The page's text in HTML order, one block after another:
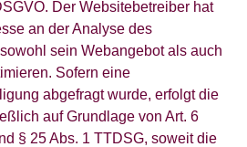
Der Websitebetreiber hat
an der Analyse des
sein Webangebot als auch
Sofern eine
abgefragt wurde, erfolgt die
auf Grundlage von Art. 6
§ 25 Abs. 1 TTDSG, soweit die